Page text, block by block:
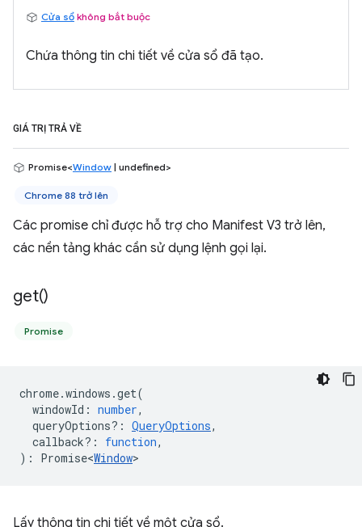
Cửa sổ không bắt buộc
Chứa thông tin chi tiết về cửa sổ đã tạo.
GIÁ TRỊ TRẢ VỀ
Promise<Window | undefined>
Chrome 88 trở lên
Các promise chỉ được hỗ trợ cho Manifest V3 trở lên,
các nền tảng khác cần sử dụng lệnh gọi lại.
get()
Promise
chrome.windows .get(
windowId : number,
queryOptions? : QueryOptions,
callback? : function,
) : Promise<Window>
Lấy thông tin chi tiết về một cửa sổ.